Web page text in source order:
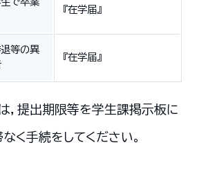
『在学届』
退等の異
『在学届』
，提出期限等を学生課掲示板に
く手続をしてください。